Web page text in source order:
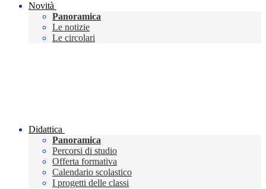
Novità
Panoramica
Le notizie
Le circolari
Didattica
Panoramica
Percorsi di studio
Offerta formativa
Calendario scolastico
I progetti delle classi